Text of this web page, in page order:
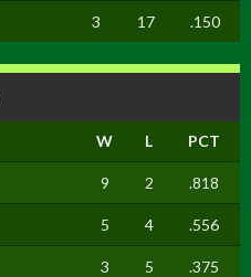
3 17 .150
W L PCT
9 2 .818
5 4 .556
3 5 .375